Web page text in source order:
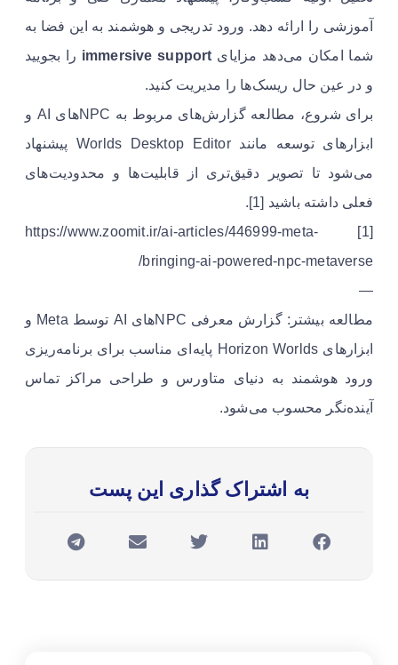
آموزشی را ارائه دهد. ورود تدریجی و هوشمند به این فضا به
شما امکان می‌دهد مزایای immersive support را بجویید
و در عین حال ریسک‌ها را مدیریت کنید.
برای شروع، مطالعه گزارش‌های مربوط به NPCهای AI و
ابزارهای توسعه مانند Worlds Desktop Editor پیشنهاد
می‌شود تا تصویر دقیق‌تری از قابلیت‌ها و محدودیت‌های
فعلی داشته باشید [1].
[1] https://www.zoomit.ir/ai-articles/446999-meta-
bringing-ai-powered-npc-metaverse/
—
مطالعه بیشتر: گزارش معرفی NPCهای AI توسط Meta و
ابزارهای Horizon Worlds پایه‌ای مناسب برای برنامه‌ریزی
ورود هوشمند به دنیای متاورس و طراحی مراکز تماس
آینده‌نگر محسوب می‌شود.
به اشتراک گذاری این پست